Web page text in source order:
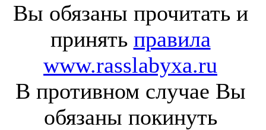
Вы обязаны прочитать и
принять правила
www.rasslabyxa.ru
В противном случае Вы
обязаны покинуть